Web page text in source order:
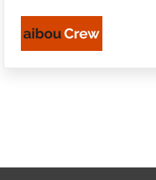
愛用的自動人力管理 + 系統防呆為您避免勞
資糾紛 + 30秒算好薪水解放寶貴時間 + 合